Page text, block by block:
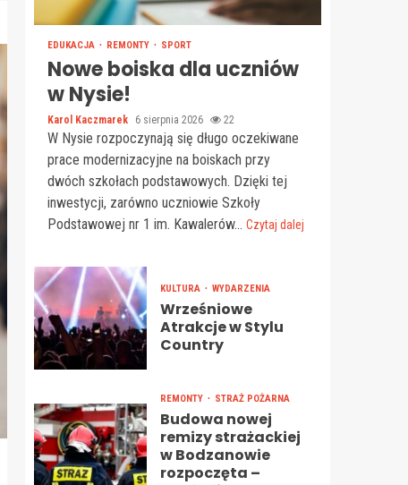
EDUKACJA REMONTY SPORT
Nowe boiska dla uczniów
w Nysie!
Karol Kaczmarek 6 sierpnia 2026 22
W Nysie rozpoczynają się długo oczekiwane
prace modernizacyjne na boiskach przy
dwóch szkołach podstawowych. Dzięki tej
inwestycji, zarówno uczniowie Szkoły
Podstawowej nr 1 im. Kawalerów... Czytaj dalej
KULTURA WYDARZENIA
Wrześniowe
Atrakcje w Stylu
Country
REMONTY STRAŻ POŻARNA
Budowa nowej
remizy strażackiej
w Bodzanowie
rozpoczęta –